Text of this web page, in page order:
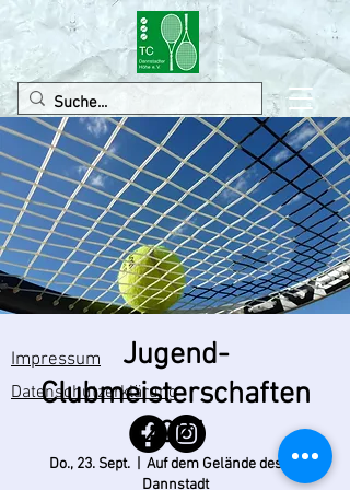
Jugend-
Clubmeisterschaften
2021
Do., 23. Sept.
  |
Auf dem Gelände des TC
Dannstadt
Impressum
Datenschutzerklärung